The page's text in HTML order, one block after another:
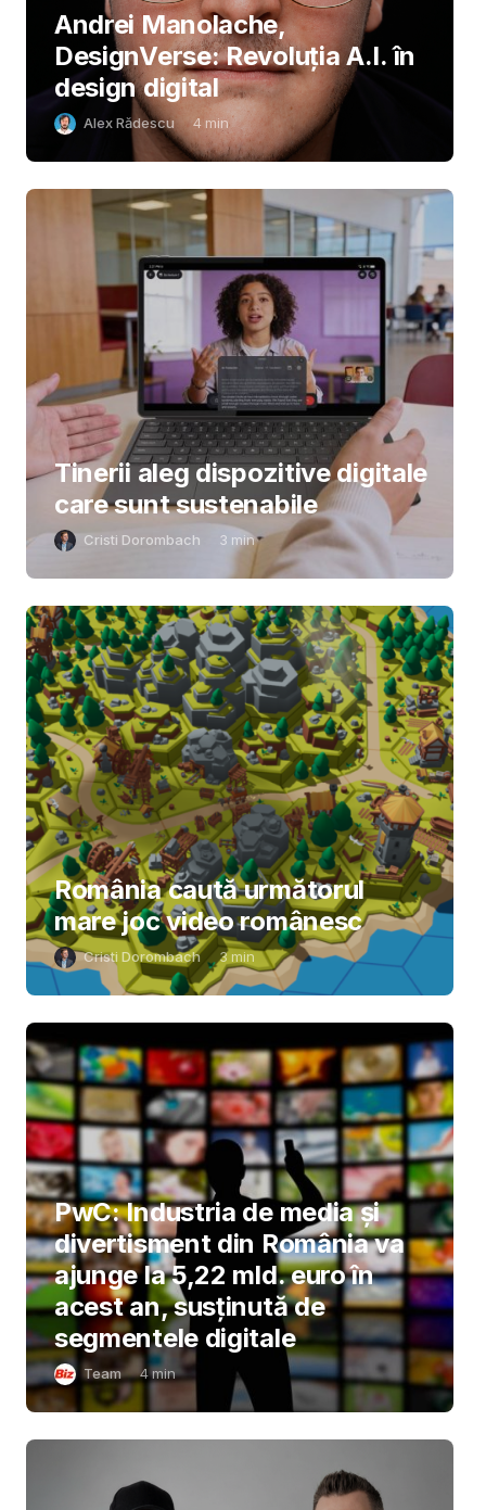
Andrei Manolache,
DesignVerse: Revoluția A.I. în
design digital
Alex Rădescu 4 min
Tinerii aleg dispozitive digitale
care sunt sustenabile
Cristi Dorombach 3 min
România caută următorul
mare joc video românesc
Cristi Dorombach 3min
PwC: Industria de media și
divertisment din România va
ajunge la 5,22 mld. euro în
acest an, susținută de
segmentele digitale
Team 4min